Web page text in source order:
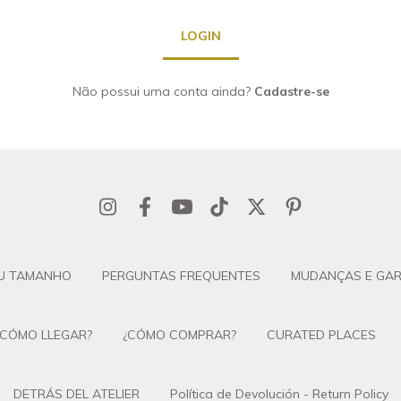
Não possui uma conta ainda? Cadastre-se
TAMANHO PERGUNTAS FREQUENTES MUDANÇAS E
LLEGAR? ¿CÓMO COMPRAR? CURATED PLACES
DETRÁS DEL ATELIER Política de Devolución - Return Policy